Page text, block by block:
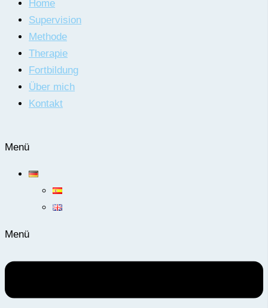
Home
Supervision
Methode
Therapie
Fortbildung
Über mich
Kontakt
Menü
Menü